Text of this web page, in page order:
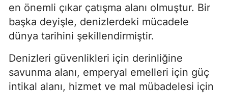
en önemli çıkar çatışma alanı olmuştur. Bir
başka deyişle, denizlerdeki mücadele
dünya tarihini şekillendirmiştir.
Denizleri güvenlikleri için derinliğine
savunma alanı, emperyal emelleri için güç
intikal alanı, hizmet ve mal mübadelesi için